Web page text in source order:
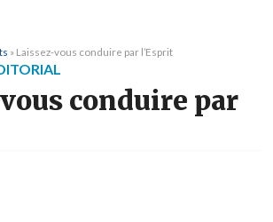
» Laissez-vous conduire par l’Esprit
conduire par